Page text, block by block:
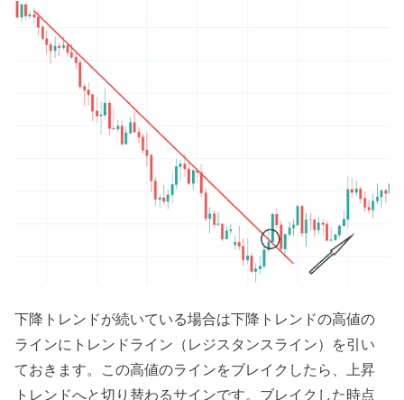
下降トレンドが続いている場合は下降トレンドの高値の
ラインにトレンドライン（レジスタンスライン）を引い
ておきます。この高値のラインをブレイクしたら、上昇
トレンドへと切り替わるサインです。ブレイクした時点